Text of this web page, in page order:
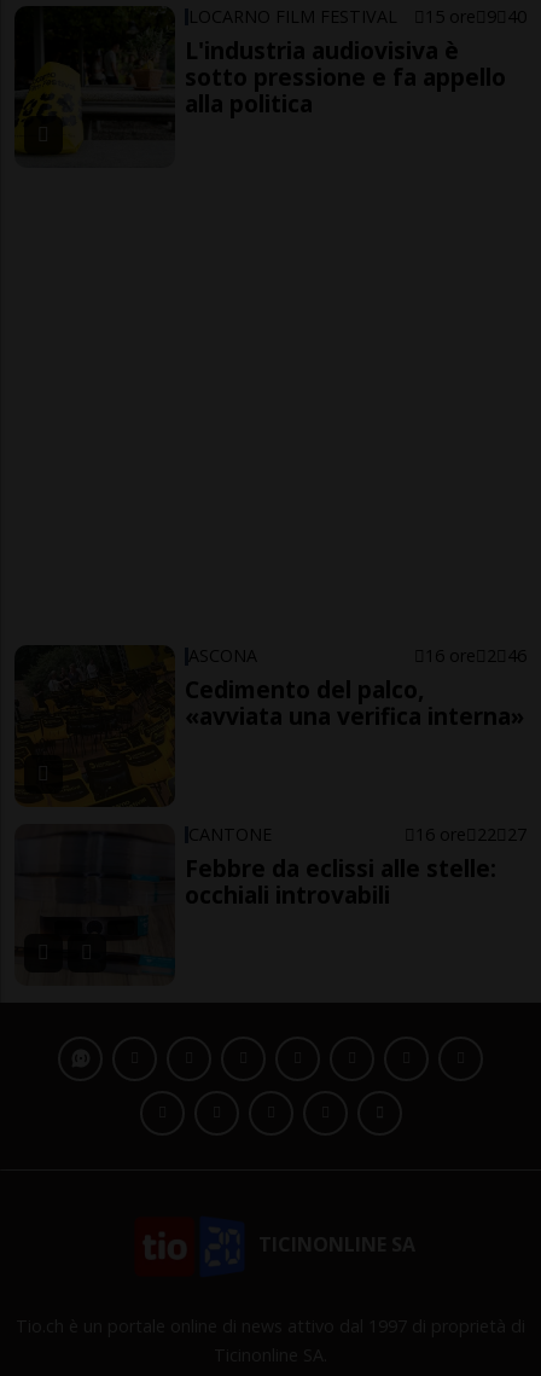
LOCARNO FILM FESTIVAL 15 ore 9 40
L'industria audiovisiva è
sotto pressione e fa appello
alla politica
ASCONA 16 ore 2 46
Cedimento del palco,
«avviata una verifica interna»
CANTONE 16 ore 22 27
Febbre da eclissi alle stelle:
occhiali introvabili